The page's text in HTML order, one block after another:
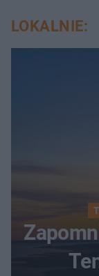
LOKALNIE: